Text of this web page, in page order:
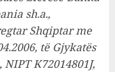
sh.a.,
Shqiptar me
të Gjykatës
K72014801J,